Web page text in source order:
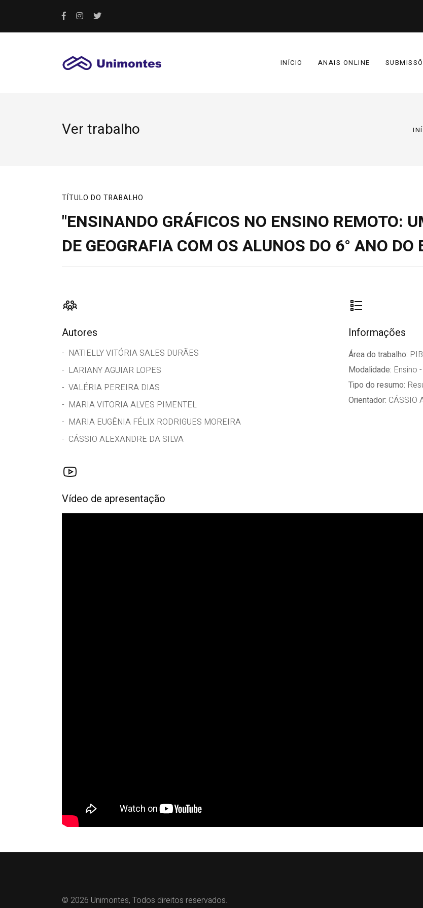
INÍCIO ANAIS ONLINE
Ver trabalho
TÍTULO DO TRABALHO
"ENSINANDO GRÁFICOS NO ENSINO REMOTO:
DE GEOGRAFIA COM OS ALUNOS DO 6° ANO
Autores
NATIELLY VITÓRIA SALES DURÃES
LARIANY AGUIAR LOPES
VALÉRIA PEREIRA DIAS
MARIA VITORIA ALVES PIMENTEL
MARIA EUGÊNIA FÉLIX RODRIGUES MOREIRA
CÁSSIO ALEXANDRE DA SILVA
Informações
Área do trabalho:
Modalidade: Ensino
Tipo do resumo:
Orientador: CÁSSIO
Vídeo de apresentação
© 2026 Unimontes, Todos direitos reservados.